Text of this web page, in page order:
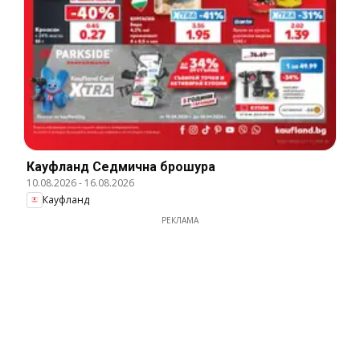
Кауфланд Cедмична брошура
10.08.2026- 16.08.2026
Кауфланд
РЕКЛАМА